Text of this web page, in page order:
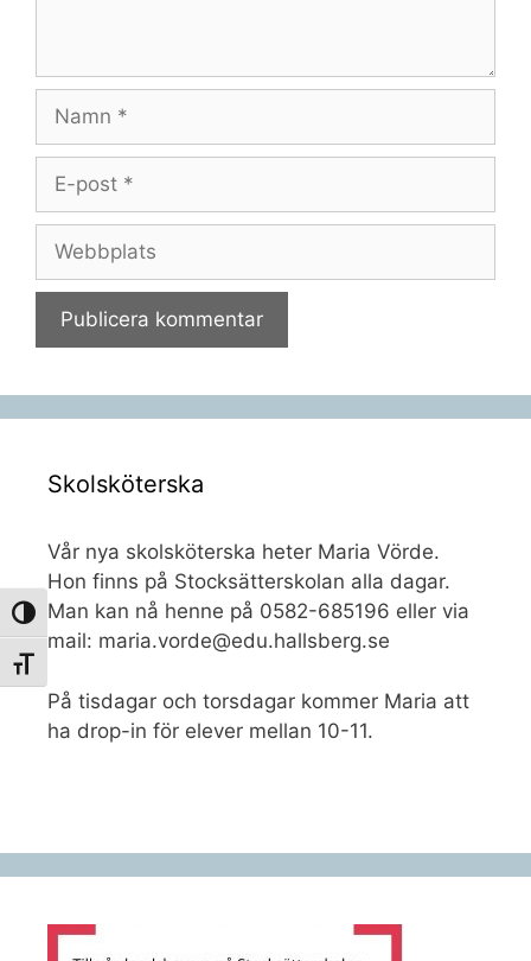
Slå på/av hög kontrast
Slå på/av textstorlek
Namn
Webbplats
Skolsköterska
Vår nya skolsköterska heter Maria Vörde.
Hon finns på Stocksätterskolan alla dagar.
Man kan nå henne på 0582-685196 eller via
mail: maria.vorde@edu.hallsberg.se
På tisdagar och torsdagar kommer Maria att
ha drop-in för elever mellan 10-11.